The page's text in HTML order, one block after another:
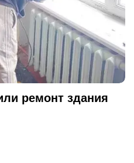
ремонт здания